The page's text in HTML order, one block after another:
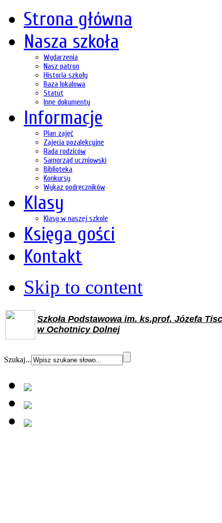
Strona główna
Nasza szkoła
Wydarzenia
Nasz patron
Historia szkoły
Baza lokalowa
Statut
Inne dokumenty
Informacje
Plan zajęć
Zajęcia pozalekcyjne
Rada rodziców
Samorząd uczniowski
Biblioteka
Konkursy
Wykaz podręczników
Klasy
Klasy w naszej szkole
Księga gości
Kontakt
Skip to content
Szkoła Podstawowa im. ks.prof. Józefa
w Ochotnicy Dolnej
Szukaj...